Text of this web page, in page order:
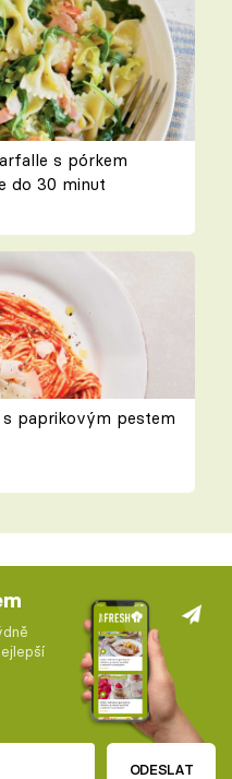
s pórkem
do 30 minut
s paprikovým pestem
ODESLAT